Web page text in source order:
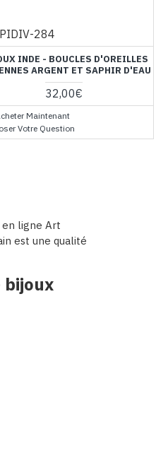
284
INDE - BOUCLES D'OREILLES
ARGENT ET SAPHIR D'EAU
32,00€
Maintenant
Votre Question
en ligne Art
est une qualité
bijoux